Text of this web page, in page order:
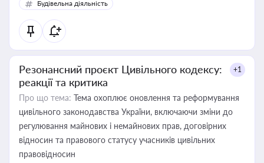
Будівельна діяльність
Резонансний проєкт Цивільного кодексу:
реакції та критика
+1
Про що тема: Тема охоплює оновлення та реформування
цивільного законодавства України, включаючи зміни до
регулювання майнових і немайнових прав, договірних
відносин та правового статусу учасників цивільних
правовідносин